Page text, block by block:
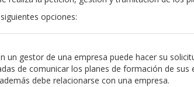
opciones:
un gestor de una empresa puede hacer su
de comunicar los planes de formación de
debe relacionarse con una empresa.